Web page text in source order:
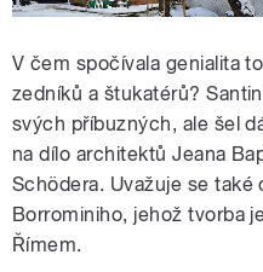
V čem spočívala genialita
zedníků a štukatérů?
svých příbuzných, ale šel
na dílo architektů Jeana
Schödera. Uvažuje se také
Borrominiho, jehož tvorba
Římem.